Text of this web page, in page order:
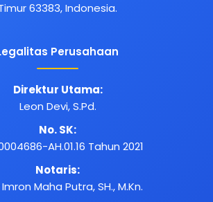
63383, Indonesia.
Perusahaan
Direktur Utama:
Leon Devi, S.Pd.
No. SK:
AH.01.16 Tahun 2021
Notaris:
Maha Putra, SH., M.Kn.